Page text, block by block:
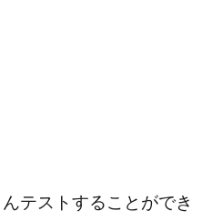
テストすることができ